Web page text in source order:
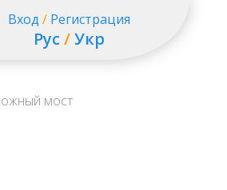
Вход / Регистрация
Рус /Укр
мост